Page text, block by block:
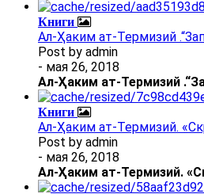
Книги
Ал-Ҳаким ат-Термизий
Post by admin
- мая 26, 2018
Ал-Ҳаким ат-Термизий .
Книги
Ал-Ҳаким ат-Термизий.
Post by admin
- мая 26, 2018
Ал-Ҳаким ат-Термизий.